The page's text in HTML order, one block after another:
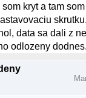
kryt a tam som
data sa dali z
odlozeny dodnes.